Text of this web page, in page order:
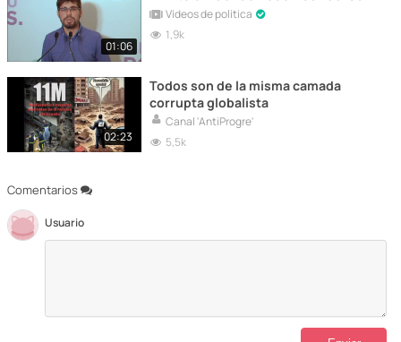
Comentarios
Usuario
01:06
Vídeos de política
1,9k
02:23
Todos son de la misma camada
corrupta globalista
Canal 'AntiProgre'
5,5k